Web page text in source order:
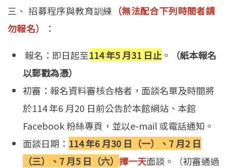
三、 招募程序與教育訓練 （無法配合下列時間者請
勿報名）
：
報名：即日起至114 年5 月31 日止 。
（紙本報名
以郵戳為憑）
初審：報名資料審核合格者，面談名單及時間將
於114 年6 月20 日前公告於本館網站、本館
Facebook 粉絲專頁，並以e-mail 或電話通知。
面談日期： 114 年6 月30 日（一）、7 月2 日
（三）、7 月5 日（六） 擇一天面談。（初審通過